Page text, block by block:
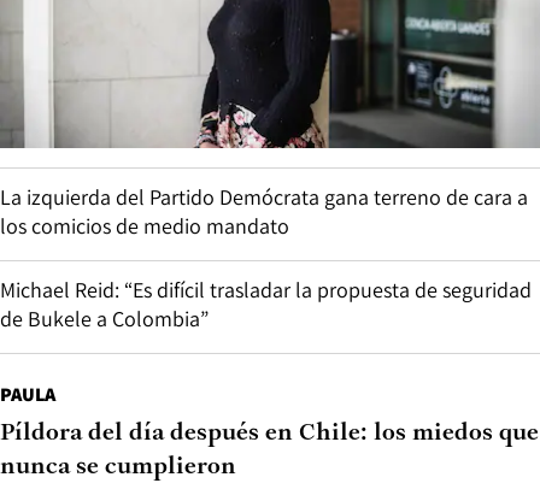
La izquierda del Partido Demócrata gana terreno de cara a
los comicios de medio mandato
Michael Reid: “Es difícil trasladar la propuesta de seguridad
de Bukele a Colombia”
PAULA
Píldora del día después en Chile: los miedos que
nunca se cumplieron